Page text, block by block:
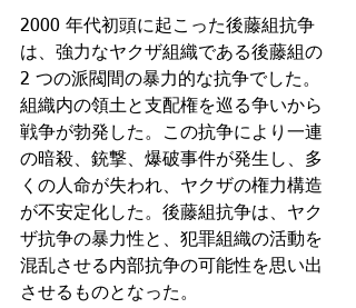
2000 年代初頭に起こった後藤組抗争
は、強力なヤクザ組織である後藤組の
2 つの派閥間の暴力的な抗争でした。
組織内の領土と支配権を巡る争いから
戦争が勃発した。この抗争により一連
の暗殺、銃撃、爆破事件が発生し、多
くの人命が失われ、ヤクザの権力構造
が不安定化した。後藤組抗争は、ヤク
ザ抗争の暴力性と、犯罪組織の活動を
混乱させる内部抗争の可能性を思い出
させるものとなった。